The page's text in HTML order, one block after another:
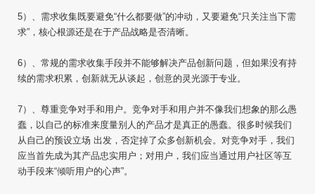
5）、需求收集既要避免“什么都要做”的冲动，又要避免“只关注当下需
求”，核心根源还是在于产品战略是否清晰。
6）、常规的需求收集手段并不能够解决产品创新问题，但如果没有持
续的需求积累，创新就无从谈起，创意的灵光源于专业。
7）、尊重竞争对手和用户。竞争对手和用户并不像我们想象的那么愚
蠢，以自己的标准来度量别人的产品才是真正的愚蠢。很多时候我们
从自己的预设立场 出发，否定掉了众多创新机会。对竞争对手，我们
应当首先成为其产品忠实用户；对用户，我们应当通过用户社区等互
动手段来“倾听用户的心声”。